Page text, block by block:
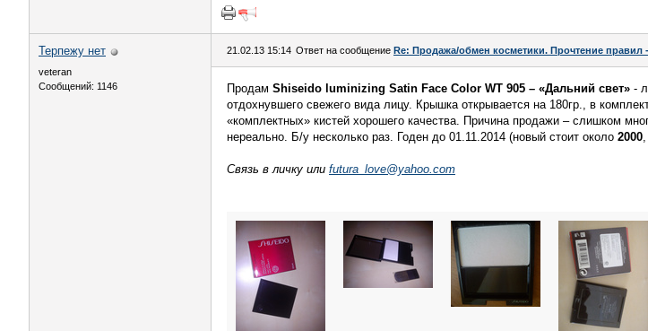
Терпежу нет
veteran
Сообщений: 1146
21.02.13 15:14 Ответ на сообщение Re: Продажа/обмен косметики. Прочтение
Продам Shiseido luminizing Satin Face Color WT 905 – «Дальний свет» -
отдохнувшего свежего вида лицу. Крышка открывается на 180гр., в
«комплектных» кистей хорошего качества. Причина продажи – слишком
нереально. Б/у несколько раз. Годен до 01.11.2014 (новый стоит около 2000
Связь в личку или futura_love@yahoo.com